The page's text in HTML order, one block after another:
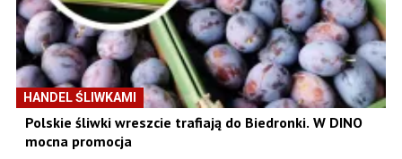
HANDEL ŚLIWKAMI
Polskie śliwki wreszcie trafiają do Biedronki. W DINO
mocna promocja